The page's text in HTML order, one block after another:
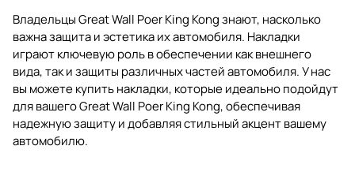
Владельцы Great Wall Poer King Kong знают, насколько
важна защита и эстетика их автомобиля. Накладки
играют ключевую роль в обеспечении как внешнего
вида, так и защиты различных частей автомобиля. У нас
вы можете купить накладки, которые идеально подойдут
для вашего Great Wall Poer King Kong, обеспечивая
надежную защиту и добавляя стильный акцент вашему
автомобилю.